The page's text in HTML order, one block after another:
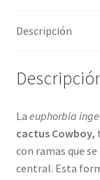
Descripción
La euphorbia
cactus Cowboy,
con ramas que
central. Esta